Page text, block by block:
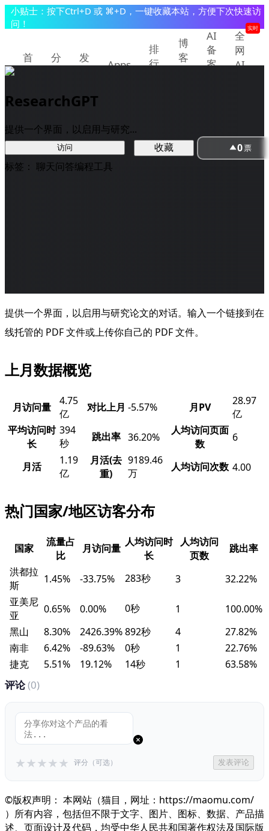
小贴士：按下Ctrl+D 或 ⌘+D，一键收藏本站，方便下次快速访
问！
首
分
发
Apps
排
行
博
客
AI
备
案
全
网
AI
实时
提交/推广产品
ResearchGPT
提供一个界面，以启用与研究...
访问 收藏 0票
标签： 聊天问答编程工具
提供一个界面，以启用与研究论文的对话。输入一个链接到在
线托管的 PDF 文件或上传你自己的 PDF 文件。
上月数据概览
月访问量
4.75
亿
对比上月 -5.57% 月PV
28.97
亿
平均访问时
长
394
秒
跳出率 36.20%
人均访问页面
数
6
月活
1.19
亿
月活(去
重)
9189.46
万
人均访问次数 4.00
热门国家/地区访客分布
国家
流量占
比
月访问量 人均访问时
长
人均访问
页数
跳出率
洪都拉
斯
1.45% -33.75% 283秒 3
32.22%
亚美尼
亚
0.65% 0.00% 0秒 1
100.00%
黑山
8.30% 2426.39%892秒 4
27.82%
南非
6.42% -89.63% 0秒 1
22.76%
捷克
5.51% 19.12% 14秒 1 63.58%
评论(0)
★★★★★ 评分（可选） 发表评论
©版权声明： 本网站（猫目，网址：https://maomu.com/
）所有内容，包括但不限于文字、图片、图标、数据、产品描
述、页面设计及代码，均受中华人民共和国著作权法及国际版